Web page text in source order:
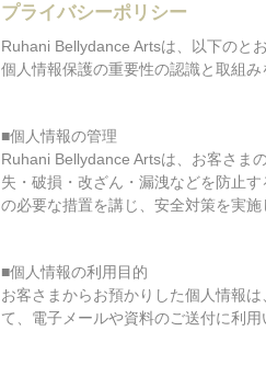
プライバシーポリシー
Ruhani Bellydance Artsは、以下のと
個人情報保護の重要性の認識と取組
■個人情報の管理
Ruhani Bellydance Artsは、お客さま
失・破損・改ざん・漏洩などを防止
の必要な措置を講じ、安全対策を実施
■個人情報の利用目的
お客さまからお預かりした個人情報
て、電子メールや資料のご送付に利用